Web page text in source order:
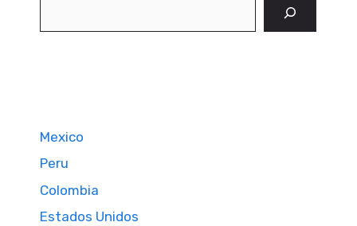
Mexico
Peru
Colombia
Estados Unidos